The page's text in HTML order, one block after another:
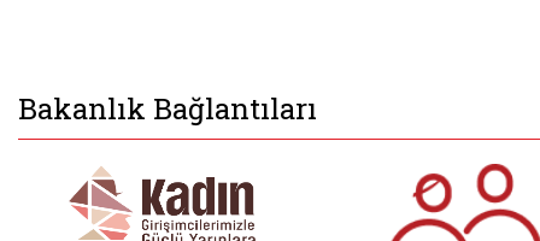
Bakanlık Bağlantıları